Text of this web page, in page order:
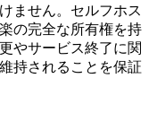
ません。セルフホス
の完全な所有権を持
やサービス終了に関
持されることを保証